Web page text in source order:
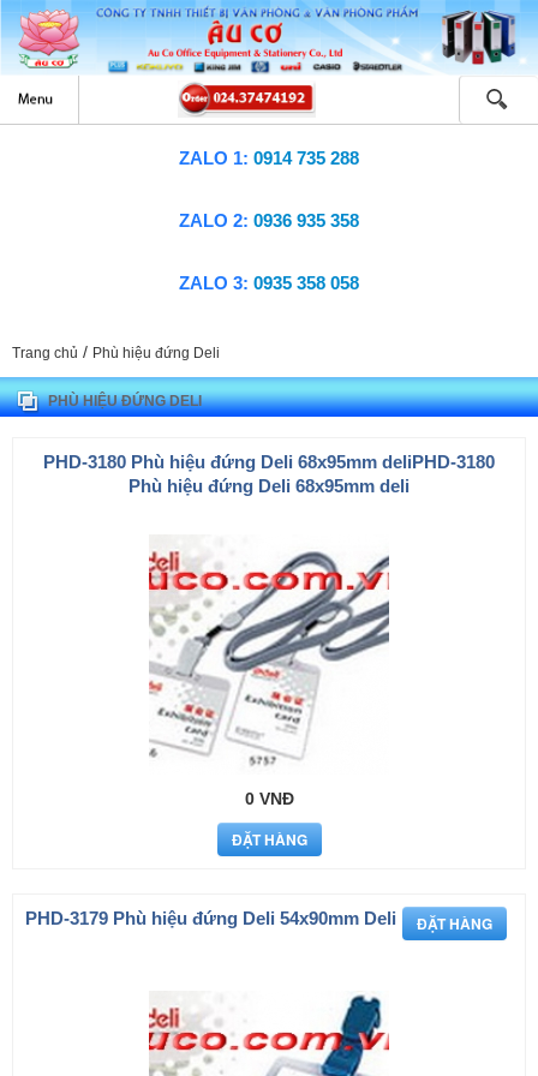
ZALO 1: 0914 735 288
ZALO 2: 0936 935 358
ZALO 3: 0935 358 058
Trang chủ / Phù hiệu đứng Deli
PHÙ HIỆU ĐỨNG DELI
PHD-3180 Phù hiệu đứng Deli 68x95mm deliPHD-3180
Phù hiệu đứng Deli 68x95mm deli
0 VNĐ
PHD-3179 Phù hiệu đứng Deli 54x90mm Deli